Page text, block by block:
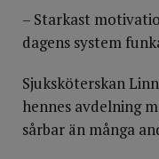
– Starkast
dagens system
Sjuksköterskan
hennes avdelning
sårbar än många